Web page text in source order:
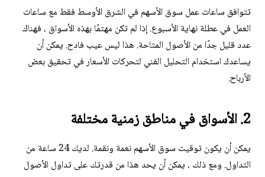
تتوافق ساعات عمل سوق الأسهم في الشرق الأوسط فقط مع ساعات
العمل في عطلة نهاية الأسبوع. إذا لم تكن مهتمًا بهذه الأسواق ، فهناك
عدد قليل جدًا من الأصول المتاحة. هذا ليس عيب فادح. يمكن أن
يساعدك استخدام التحليل الفني لتحركات الأسعار في تحقيق بعض
الأرباح.
2. الأسواق في مناطق زمنية مختلفة
يمكن أن يكون توقيت سوق الأسهم نعمة ونقمة. لديك 24 ساعة من
التداول. ومع ذلك ، يمكن أن يحد هذا من قدرتك على تداول الأصول